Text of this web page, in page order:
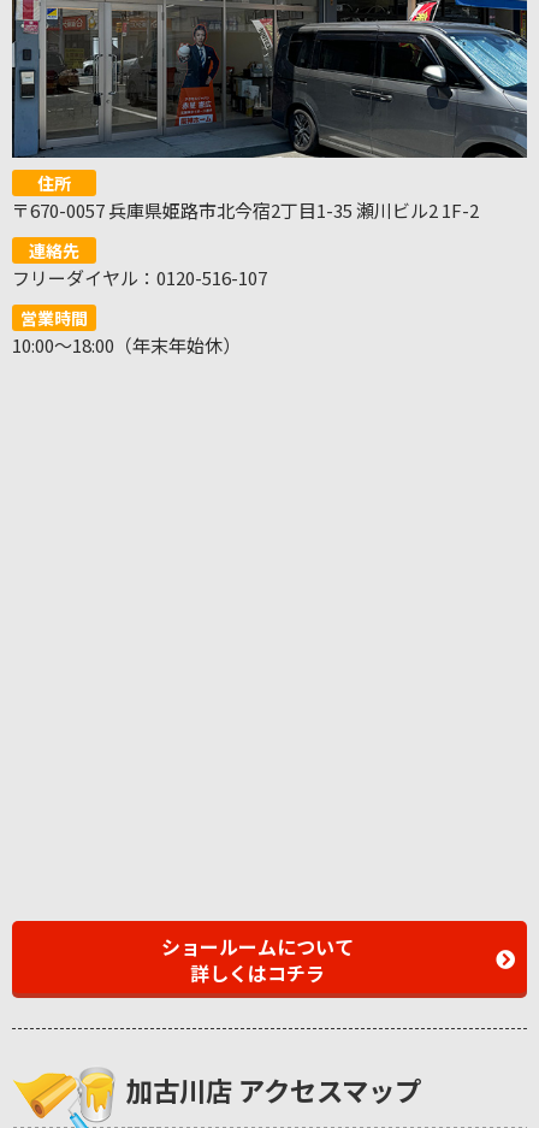
住所
〒670-0057 兵庫県姫路市北今宿2丁目1-35 瀬川ビル2 1F-2
連絡先
フリーダイヤル：0120-516-107
営業時間
10:00～18:00（年末年始休）
ショールームについて
詳しくはコチラ
加古川店 アクセスマップ